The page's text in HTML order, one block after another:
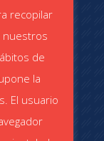
recopilar
nuestros
de
la
El usuario